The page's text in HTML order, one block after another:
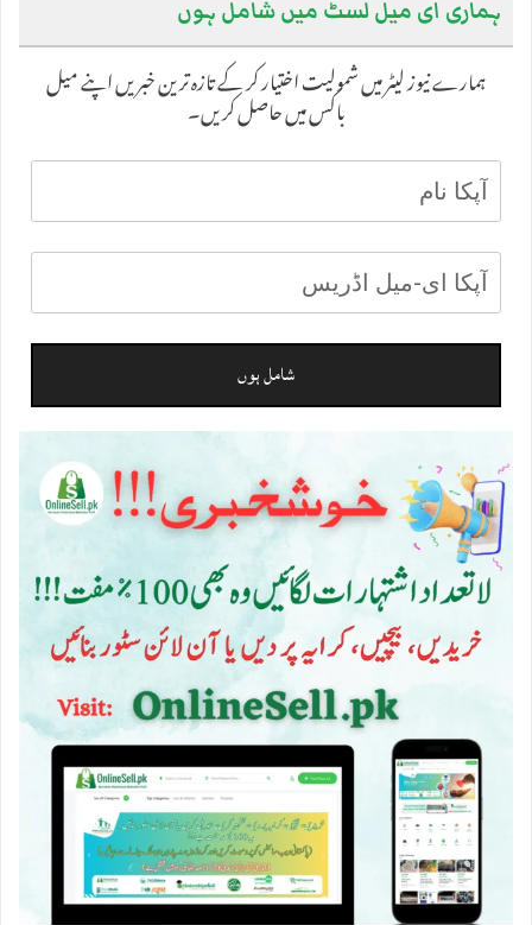
ہماری ای میل لسٹ میں شامل ہوں
ہمارے نیوز لیٹر میں شمولیت اختیار کر کے تازہ ترین خبریں اپنے میل
باکس میں حاصل کریں۔